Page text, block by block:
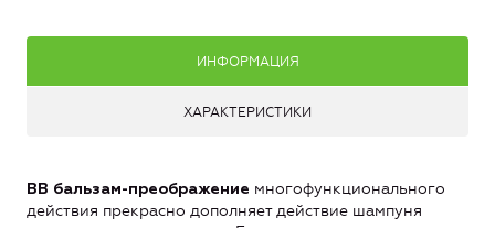
ИНФОРМАЦИЯ
ХАРАКТЕРИСТИКИ
BB бальзам-преображение многофункционального
действия прекрасно дополняет действие шампуня